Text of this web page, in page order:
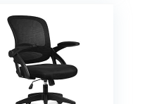
met
en
voor
type-wit)